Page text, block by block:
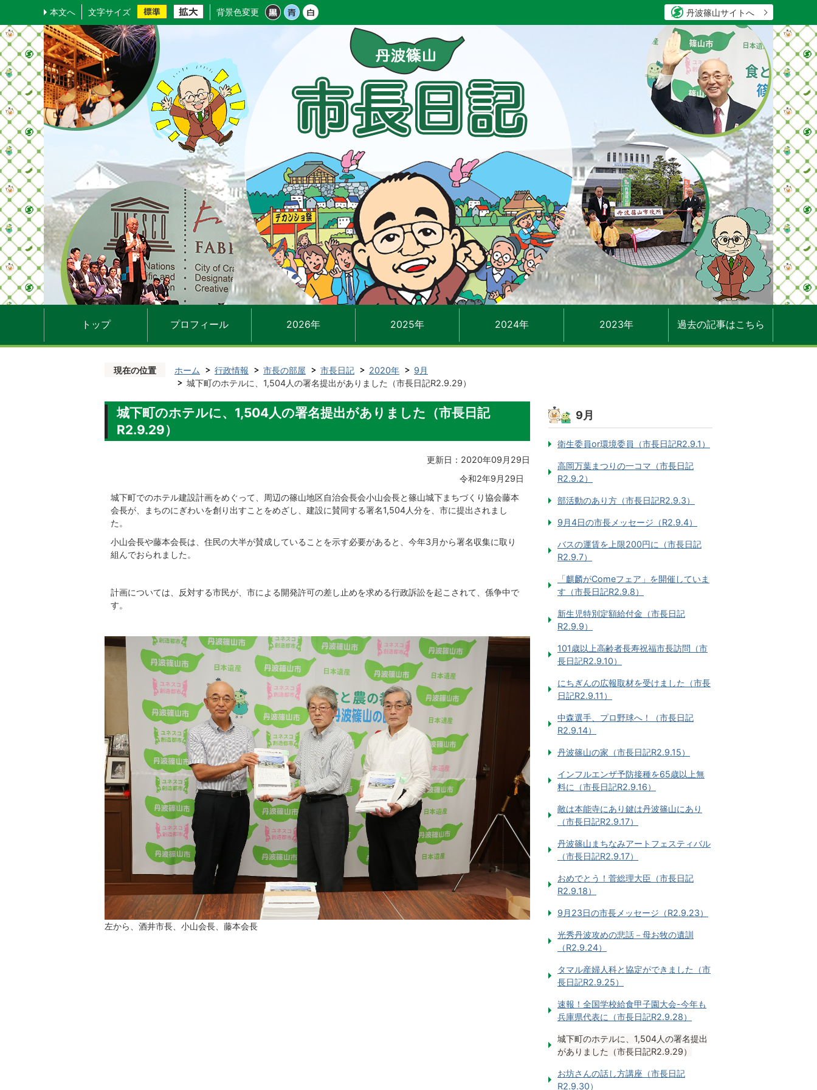
本文へ 文字サイズ 背景色変更 丹波篠山サイトへ
トップ プロフィール 2026年 2025年 2024年 2023年 過去の記事はこちら
現在の位置 ホーム 行政情報 市長の部屋 市長日記 2020年
9月
城下町のホテルに、1,504人の署名提出がありました（市長日記R2.9.29）
城下町のホテルに、1,504人の署名提出がありました（市長日記
R2.9.29）
更新日：2020年09月29日
令和2年9月29日
城下町でのホテル建設計画をめぐって、周辺の篠山地区自治会長会小山会長と篠山城下まちづくり協会藤本
会長が、まちのにぎわいを創り出すことをめざし、建設に賛同する署名1,504人分を、市に提出されまし
た。
小山会長や藤本会長は、住民の大半が賛成していることを示す必要があると、今年3月から署名収集に取り
組んでおられました。
計画については、反対する市民が、市による開発許可の差し止めを求める行政訴訟を起こされて、係争中で
す。
左から、酒井市長、小山会長、藤本会長
9月
衛生委員or環境委員（市長日記R2.9.1）
高岡万葉まつりの一コマ（市長日記
R2.9.2）
部活動のあり方（市長日記R2.9.3）
9月4日の市長メッセージ（R2.9.4）
バスの運賃を上限200円に（市長日記
R2.9.7）
「麒麟がComeフェア」を開催していま
す（市長日記R2.9.8）
新生児特別定額給付金（市長日記
R2.9.9）
101歳以上高齢者長寿祝福市長訪問（市
長日記R2.9.10）
にちぎんの広報取材を受けました（市長
日記R2.9.11）
中森選手、プロ野球へ！（市長日記
R2.9.14）
丹波篠山の家（市長日記R2.9.15）
インフルエンザ予防接種を65歳以上無
料に（市長日記R2.9.16）
敵は本能寺にあり鍵は丹波篠山にあり
（市長日記R2.9.17）
丹波篠山まちなみアートフェスティバル
（市長日記R2.9.17）
おめでとう！菅総理大臣（市長日記
R2.9.18）
9月23日の市長メッセージ（R2.9.23）
光秀丹波攻めの悲話－母お牧の遺訓
（R2.9.24）
タマル産婦人科と協定ができました（市
長日記R2.9.25）
速報！全国学校給食甲子園大会-今年も
兵庫県代表に（市長日記R2.9.28）
城下町のホテルに、1,504人の署名提出
がありました（市長日記R2.9.29）
お坊さんの話し方講座（市長日記
R2.9.30）